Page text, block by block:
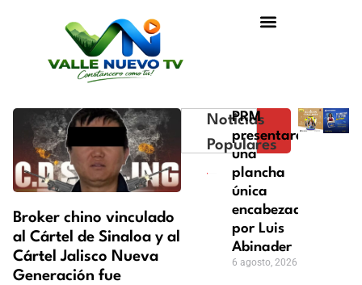
Broker chino vinculado
al Cártel de Sinaloa y al
Cártel Jalisco Nueva
Generación fue
Noticias
Populares
PRM
presentará
una
plancha
única
encabezada
por Luis
Abinader
6 agosto, 2026